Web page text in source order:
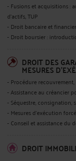
- Fusions et acquisitions :
d’actifs, TUP
- Droit bancaire et
- Droit boursier :
DROIT DES
MESURES
- Procédure
- Assistance au créancier
- Séquestre, consignation,
- Mesures d’exécution
- Conseil et assistance du
DROIT